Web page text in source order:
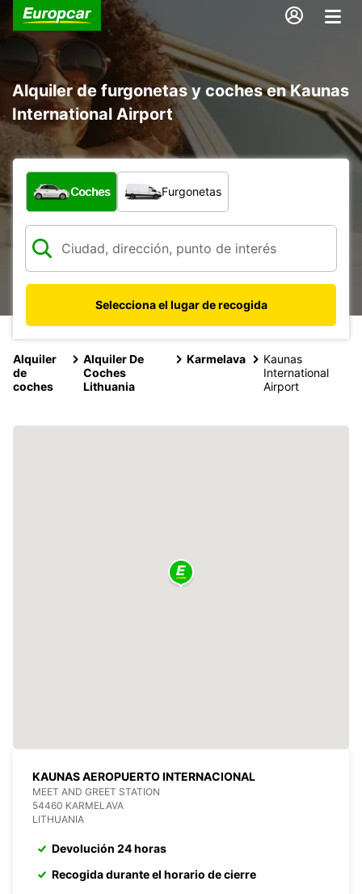
Alquiler de furgonetas y coches en Kaunas
International Airport
¿Qué tipo de vehículo?
Coches Furgonetas
Selecciona el lugar de recogida
Alquiler
de
coches
Alquiler De
Coches
Lithuania
Karmelava
Kaunas
International
Airport
KAUNAS AEROPUERTO INTERNACIONAL
MEET AND GREET STATION
54460 KARMELAVA
LITHUANIA
Devolución 24 horas
Recogida durante el horario de cierre